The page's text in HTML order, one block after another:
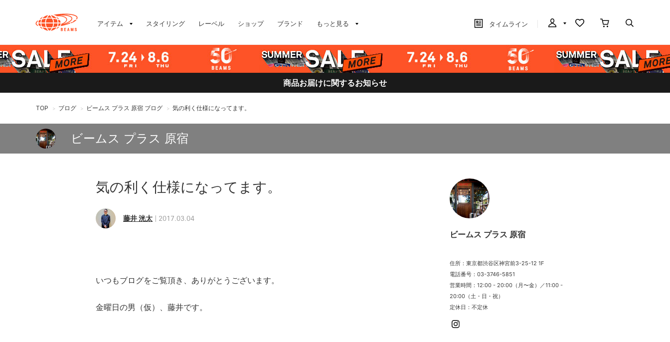
アイテム スタイリング レーベル ショップ ブランド もっと見る タイムライン
商品お届けに関するお知らせ
TOP > ブログ > ビームス プラス 原宿 ブログ > 気の利く仕様になってます。
ビームス プラス 原宿
気の利く仕様になってます。
藤井 洸太 2017.03.04
いつもブログをご覧頂き、ありがとうございます。
金曜日の男（仮）、藤井です。
ビームス プラス 原宿
住所：東京都渋谷区神宮前3-25-12 1F
電話番号：03-3746-5851
営業時間：12:00 - 20:00（月〜金）／11:00 -
20:00（土・日・祝）
定休日：不定休